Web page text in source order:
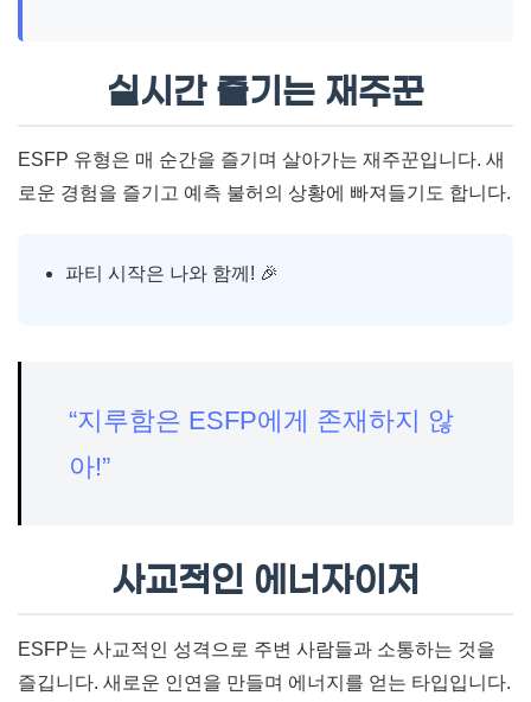
실시간 즐기는 재주꾼
ESFP 유형은 매 순간을 즐기며 살아가는 재주꾼입니다. 새
로운 경험을 즐기고 예측 불허의 상황에 빠져들기도 합니다.
파티 시작은 나와 함께! 🎉
“지루함은 ESFP에게 존재하지 않
아!”
사교적인 에너자이저
ESFP는 사교적인 성격으로 주변 사람들과 소통하는 것을
즐깁니다. 새로운 인연을 만들며 에너지를 얻는 타입입니다.